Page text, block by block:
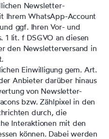
Newsletter-
Ihrem WhatsApp-Account
ggf. Ihren Vor- und
1 lit. f DSGVO an diesen
den Newsletterversand in
Einwilligung gem. Art.
Anbieter darüber hinaus
von Newsletter-
bzw. Zählpixel in den
durch, die
Interaktionen mit den
können. Dabei werden